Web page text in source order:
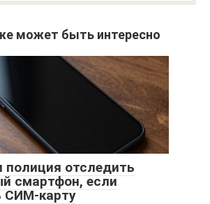
может быть интересно
отследить
смартфон, если
СИМ-карту